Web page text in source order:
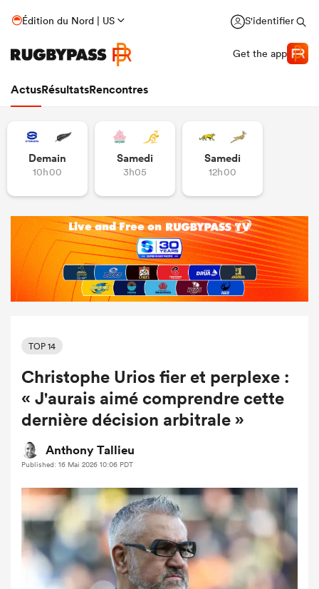
Édition du Nord | US S'identifier
Get the app
ActusRésultatsRencontres
Demain
10h00
Samedi
3h05
Samedi
12h00
TOP 14
Christophe Urios fier et perplexe :
« J'aurais aimé comprendre cette
dernière décision arbitrale »
Anthony Tallieu
Published: 16 Mai 2026 10:06 PDT